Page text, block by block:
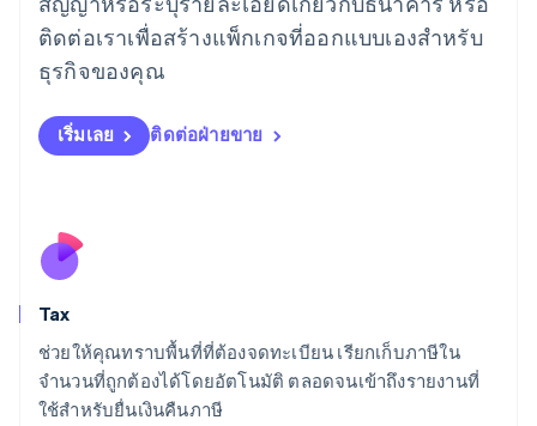
ติดต่อเราเพื่อสร้างแพ็กเกจที่ออกแบบเองสำหรับ
ธุรกิจของคุณ
เริ่มเลย ติดต่อฝ่ายขาย
Tax
ช่วยให้คุณทราบพื้นที่ที่ต้องจดทะเบียน เรียกเก็บภาษีใน
จำนวนที่ถูกต้องได้โดยอัตโนมัติ ตลอดจนเข้าถึงรายงานที่
ใช้สำหรับยื่นเงินคืนภาษี
ลักเซมเบิร์ก
FrançaisDeutschEnglish
ลัตเวีย
English
Deutsch English
ลิทัวเนีย
สโลวาเกีย
English
สวิตเซอร์แลนด์
Deutsch FrançaisItaliano English
สวีเดน
SvenskaEnglish